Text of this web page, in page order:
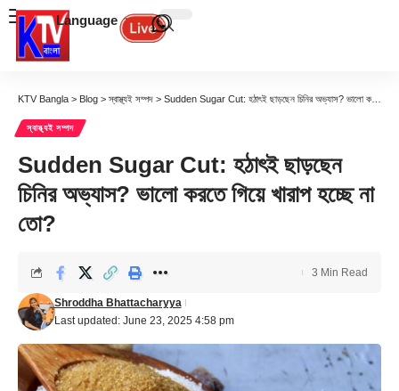
Language
KTV Bangla > Blog > স্বাস্থ্যই সম্পদ > Sudden Sugar Cut: হঠাৎই ছাড়ছেন চিনির অভ্যাস? ভালো করতে গিয়ে খারাপ হচ্ছে না তো?
স্বাস্থ্যই সম্পদ
Sudden Sugar Cut: হঠাৎই ছাড়ছেন
চিনির অভ্যাস? ভালো করতে গিয়ে খারাপ হচ্ছে না
তো?
Last updated: June 23, 2025 4:58 pm
Shroddha Bhattacharyya
3 Min Read